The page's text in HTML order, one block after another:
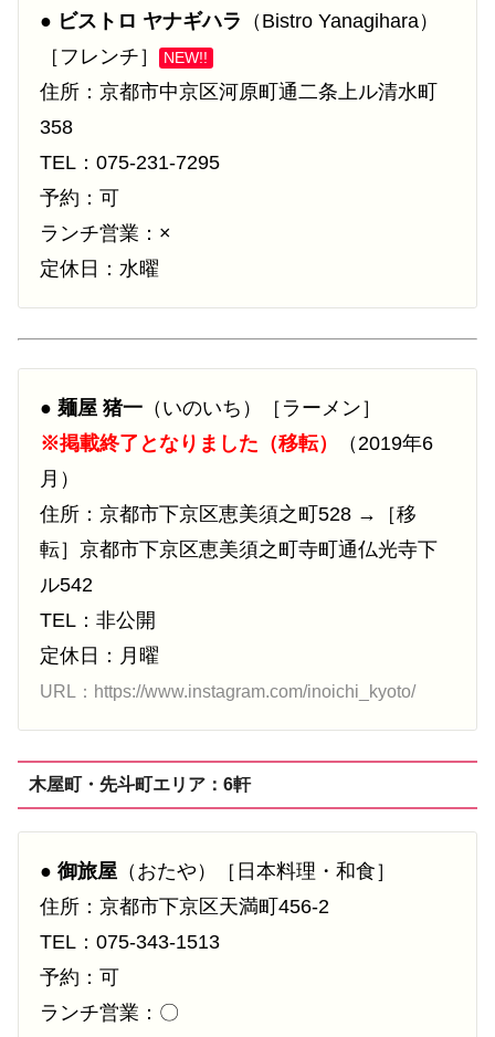
● ビストロ ヤナギハラ （Bistro Yanagihara）
［フレンチ］
NEW!!
住所：京都市中京区河原町通二条上ル清水町
358
TEL：075-231-7295
予約：可
ランチ営業：×
定休日：水曜
● 麺屋 猪一 （いのいち）［ラーメン］
※掲載終了となりました（移転）
（2019年6
月）
住所：京都市下京区恵美須之町528 →［移
転］京都市下京区恵美須之町寺町通仏光寺下
ル542
TEL：非公開
定休日：月曜
URL：https://www.instagram.com/inoichi_kyoto/
木屋町・先斗町エリア：6軒
● 御旅屋 （おたや）［日本料理・和食］
住所：京都市下京区天満町456-2
TEL：075-343-1513
予約：可
ランチ営業：〇